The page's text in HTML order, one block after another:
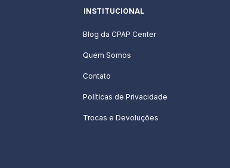
INSTITUCIONAL
Blog da CPAP Center
Quem Somos
Contato
Políticas de Privacidade
Trocas e Devoluções